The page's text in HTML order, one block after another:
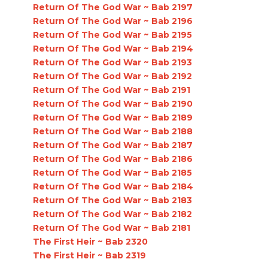
Return Of The God War ~ Bab 2197
Return Of The God War ~ Bab 2196
Return Of The God War ~ Bab 2195
Return Of The God War ~ Bab 2194
Return Of The God War ~ Bab 2193
Return Of The God War ~ Bab 2192
Return Of The God War ~ Bab 2191
Return Of The God War ~ Bab 2190
Return Of The God War ~ Bab 2189
Return Of The God War ~ Bab 2188
Return Of The God War ~ Bab 2187
Return Of The God War ~ Bab 2186
Return Of The God War ~ Bab 2185
Return Of The God War ~ Bab 2184
Return Of The God War ~ Bab 2183
Return Of The God War ~ Bab 2182
Return Of The God War ~ Bab 2181
The First Heir ~ Bab 2320
The First Heir ~ Bab 2319